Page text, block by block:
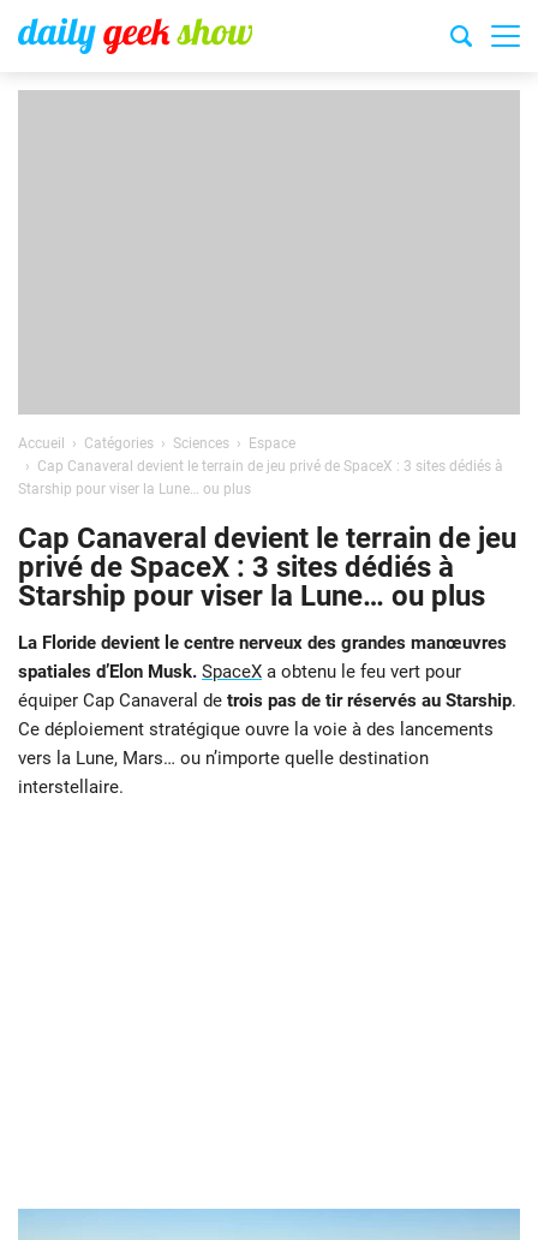
Accueil Catégories Sciences
Espace
Cap Canaveral devient le terrain de jeu privé de SpaceX : 3 sites dédiés à
Starship pour viser la Lune… ou plus
Cap Canaveral devient le terrain de jeu
privé de SpaceX : 3 sites dédiés à
Starship pour viser la Lune… ou plus
La Floride devient le centre nerveux des grandes manœuvres
spatiales d’Elon Musk. SpaceX a obtenu le feu vert pour
équiper Cap Canaveral de trois pas de tir réservés au Starship.
Ce déploiement stratégique ouvre la voie à des lancements
vers la Lune, Mars… ou n’importe quelle destination
interstellaire.